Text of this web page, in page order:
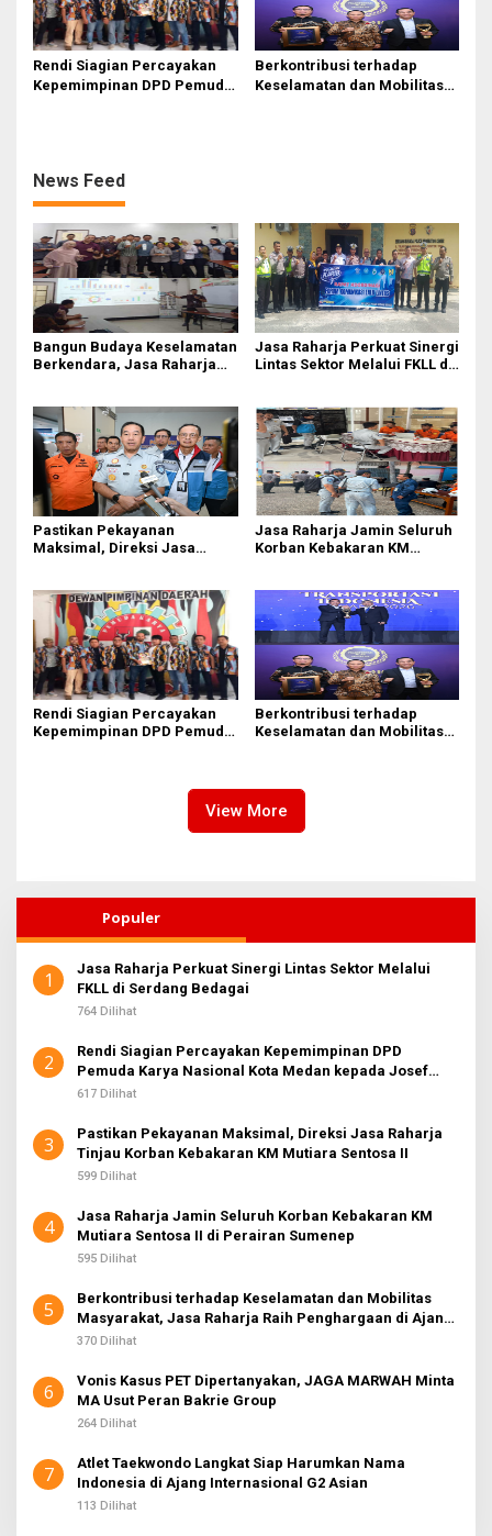
Rendi Siagian Percayakan
Kepemimpinan DPD Pemuda
Berkontribusi terhadap
Keselamatan dan Mobilitas
News Feed
Bangun Budaya Keselamatan
Berkendara, Jasa Raharja
Jasa Raharja Perkuat Sinergi
Lintas Sektor Melalui FKLL di
Pastikan Pekayanan
Maksimal, Direksi Jasa
Sentosa II
Jasa Raharja Jamin Seluruh
Korban Kebakaran KM
Rendi Siagian Percayakan
Kepemimpinan DPD Pemuda
Berkontribusi terhadap
Keselamatan dan Mobilitas
Awards 2026
View More
Populer
1
Jasa Raharja Perkuat Sinergi Lintas Sektor Melalui
FKLL di Serdang Bedagai
764 Dilihat
2
Rendi Siagian Percayakan Kepemimpinan DPD
Pemuda Karya Nasional Kota Medan kepada Josef
Sembiring
617 Dilihat
3
Pastikan Pekayanan Maksimal, Direksi Jasa Raharja
Tinjau Korban Kebakaran KM Mutiara Sentosa II
599 Dilihat
4
Jasa Raharja Jamin Seluruh Korban Kebakaran KM
Mutiara Sentosa II di Perairan Sumenep
595 Dilihat
5
Berkontribusi terhadap Keselamatan dan Mobilitas
Masyarakat, Jasa Raharja Raih Penghargaan di Ajang
Transportasi Indonesia Awards 2026
370 Dilihat
6
Vonis Kasus PET Dipertanyakan, JAGA MARWAH Minta
MA Usut Peran Bakrie Group
264 Dilihat
7
Atlet Taekwondo Langkat Siap Harumkan Nama
Indonesia di Ajang Internasional G2 Asian
113 Dilihat